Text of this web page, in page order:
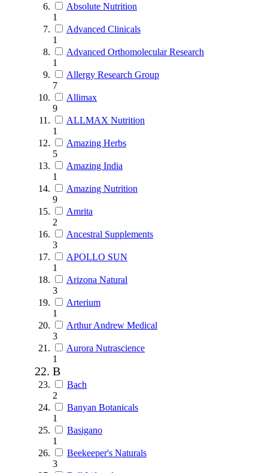
Absolute Nutrition
1
Advanced Clinicals
1
Advanced Orthomolecular Research
1
Allergy Research Group
7
Allimax
9
ALLMAX Nutrition
1
Amazing Herbs
5
Amazing India
1
Amazing Nutrition
9
Amrita
2
Ancestral Supplements
3
APOLLO SUN
1
Arizona Natural
3
Arterium
1
Arthur Andrew Medical
3
Aurora Nutrascience
1
B
Bach
2
Banyan Botanicals
1
Basigano
1
Beekeeper's Naturals
3